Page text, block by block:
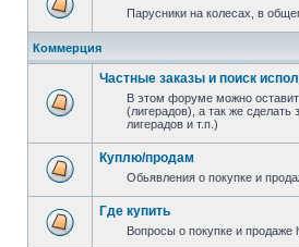
Парусники на колесах, в
Коммерция
Частные заказы и поиск
В этом форуме можно
(лигерадов), а так же сделать
лигерадов и т.п.)
Куплю/продам
Обьявления о покупке и
Где купить
Вопросы о покупке и